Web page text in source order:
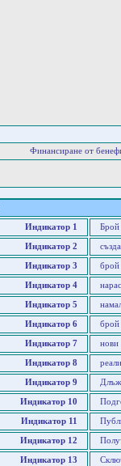
Финансиране от
Индикатор 1 Брой
Индикатор 2
Индикатор 3 брой
Индикатор 4
Индикатор 5
Индикатор 6 брой
Индикатор 7 нови
Индикатор 8
Индикатор 9
Индикатор 10
Индикатор 11
Индикатор 12
Индикатор 13